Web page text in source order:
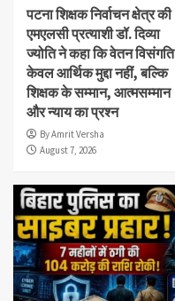
पटना शिक्षक निर्वाचन क्षेत्र की
एमएलसी प्रत्याशी डॉ. दिव्या
ज्योति ने कहा कि वेतन विसंगति
केवल आर्थिक मुद्दा नहीं, बल्कि
शिक्षक के सम्मान, आत्मसम्मान
और न्याय का प्रश्न
By Amrit Versha
August 7, 2026